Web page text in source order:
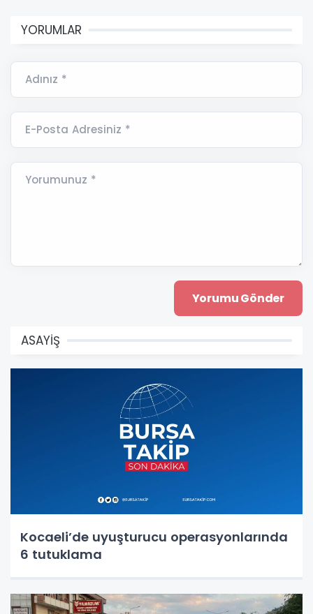
YORUMLAR
Adınız *
E-Posta Adresiniz *
Yorumunuz *
ASAYİŞ
Kocaeli’de uyuşturucu operasyonlarında
6 tutuklama